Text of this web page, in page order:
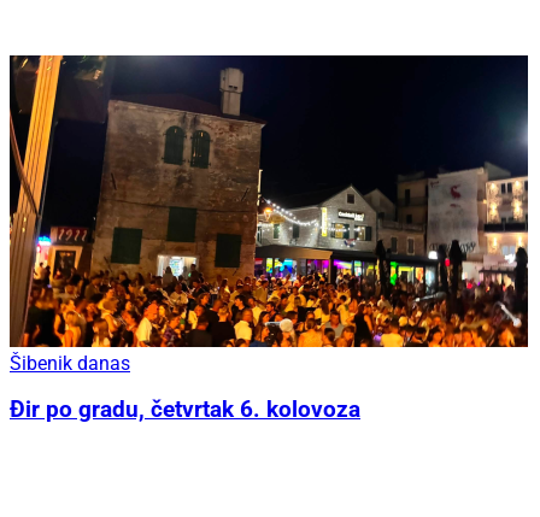
Šibenik danas
Đir po gradu, četvrtak 6. kolovoza